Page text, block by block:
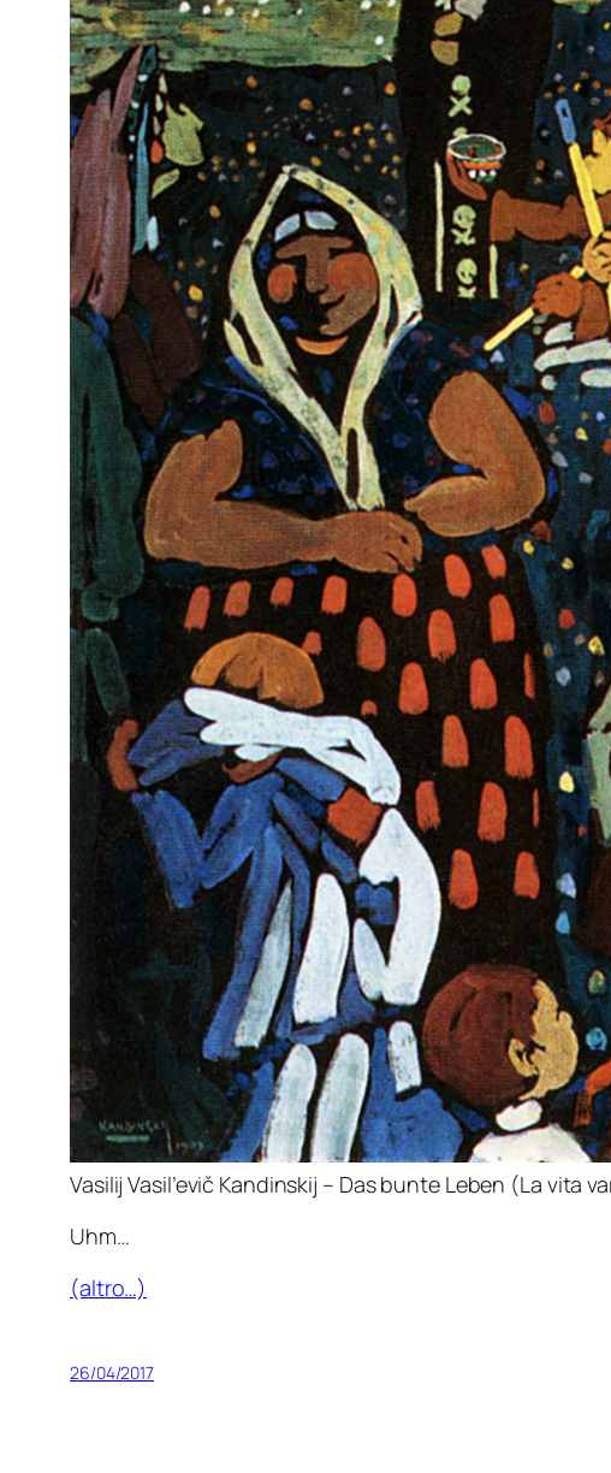
Vasilij Vasil’evič Kandinskij – Das bunte Leben (La vita
Uhm…
(altro…)
26/04/2017